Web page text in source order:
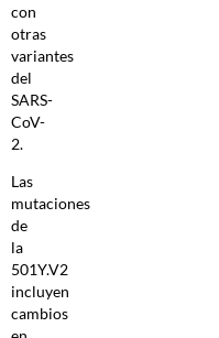
con
otras
variantes
del
SARS-
CoV-
2.
Las
mutaciones
de
la
501Y.V2
incluyen
cambios